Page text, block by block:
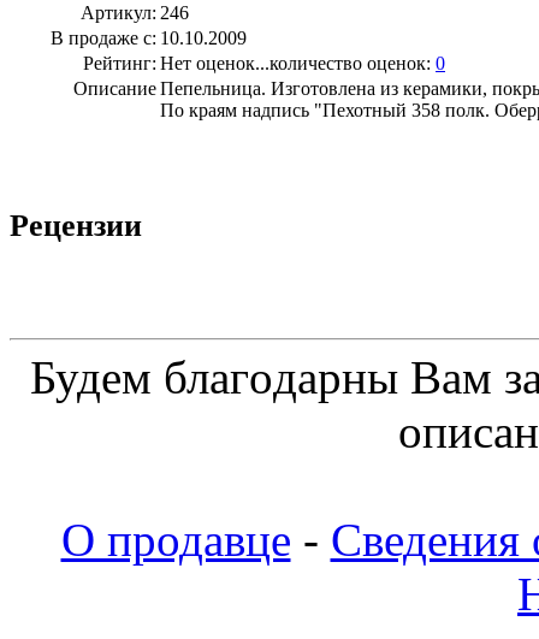
Артикул: 246
В продаже с: 10.10.2009
Рейтинг: Нет оценок...количество оценок: 0
ОписаниеПепельница. Изготовлена из керамики,
По краям надпись "Пехотный 358 полк.
Рецензии
Будeм блaгoдapны Вaм
О продавце - Сведения